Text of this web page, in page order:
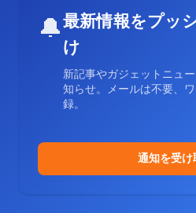
🔔最新情報をプッ
け
新記事やガジェットニュ
知らせ。メールは不要、
録。
通知を受け